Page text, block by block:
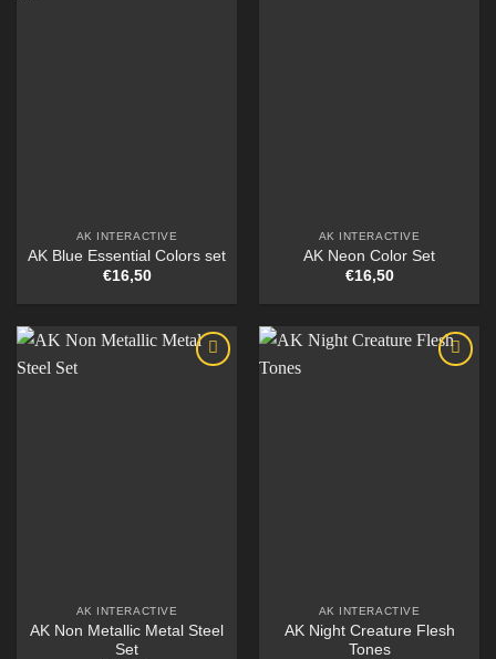
AK INTERACTIVE
AK Blue Essential Colors set
€16,50
AK INTERACTIVE
AK Neon Color Set
€16,50
AK INTERACTIVE
AK Non Metallic Metal Steel
Set
AK INTERACTIVE
AK Night Creature Flesh
Tones